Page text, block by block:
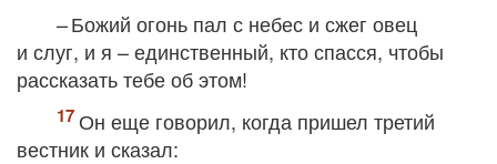
– Божий огонь пал с небес и сжег овец
и слуг, и я – единственный, кто спасся, чтобы
рассказать тебе об этом!
Он еще говорил, когда пришел третий
вестник и сказал: